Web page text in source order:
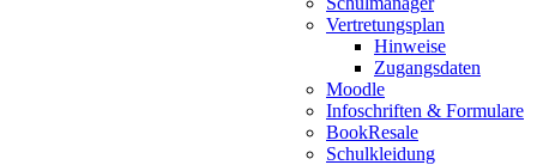
Vertretungsplan
Hinweise
Zugangsdaten
Moodle
Infoschriften & Formulare
BookResale
Schulkleidung